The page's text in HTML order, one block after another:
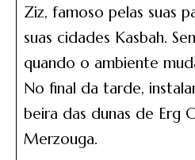
Ziz, famoso pelas suas
suas cidades Kasbah.
quando o ambiente
No final da tarde,
beira das dunas de Erg
Merzouga.